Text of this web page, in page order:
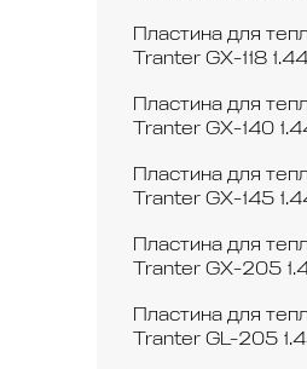
Пластина для
Tranter GX-118
Пластина для
Tranter GX-140
Пластина для
Tranter GX-145
Пластина для
Tranter GX-205
Пластина для
Tranter GL-205